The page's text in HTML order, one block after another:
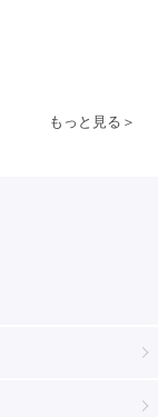
もっと見る＞